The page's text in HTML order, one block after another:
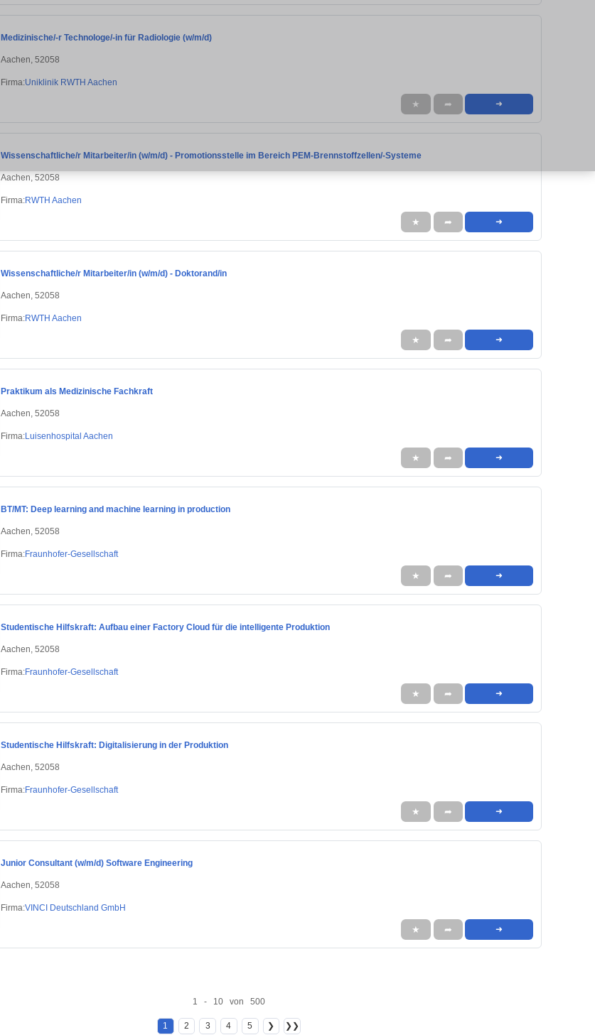
Medizinische/-r Technologe/-in für Radiologie (w/m/d)
Aachen, 52058
Firma:Uniklinik RWTH Aachen
★ ➦ ➜
Wissenschaftliche/r Mitarbeiter/in (w/m/d) - Promotionsstelle im Bereich PEM-Brennstoffzellen/-Systeme
Aachen, 52058
Firma:RWTH Aachen
★ ➦ ➜
Wissenschaftliche/r Mitarbeiter/in (w/m/d) - Doktorand/in
Aachen, 52058
Firma:RWTH Aachen
★ ➦ ➜
Praktikum als Medizinische Fachkraft
Aachen, 52058
Firma:Luisenhospital Aachen
★ ➦ ➜
BT/MT: Deep learning and machine learning in production
Aachen, 52058
Firma:Fraunhofer-Gesellschaft
★ ➦ ➜
Studentische Hilfskraft: Aufbau einer Factory Cloud für die intelligente Produktion
Aachen, 52058
Firma:Fraunhofer-Gesellschaft
★ ➦ ➜
Studentische Hilfskraft: Digitalisierung in der Produktion
Aachen, 52058
Firma:Fraunhofer-Gesellschaft
★ ➦ ➜
Junior Consultant (w/m/d) Software Engineering
Aachen, 52058
Firma:VINCI Deutschland GmbH
★ ➦ ➜
1 - 10 von 500
1 2 3 4 5 ❯ ❯❯